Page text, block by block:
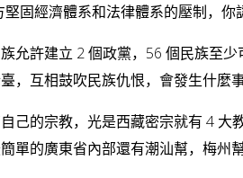
固經濟體系和法律體系的壓制，你
允許建立 2 個政黨，56 個民族至
，互相鼓吹民族仇恨，會發生什麼事
己的宗教，光是西藏密宗就有 4
單的廣東省內部還有潮汕幫，梅州